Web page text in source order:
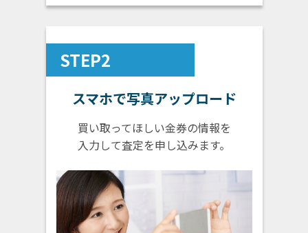
STEP2
スマホで写真アップロード
買い取ってほしい金券の情報を
入力して査定を申し込みます。